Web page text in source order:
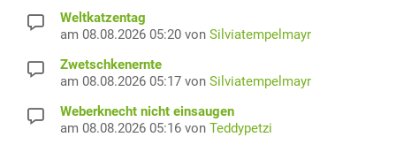
Weltkatzentag
am 08.08.2026 05:20 von Silviatempelmayr
Zwetschkenernte
am 08.08.2026 05:17 von Silviatempelmayr
Weberknecht nicht einsaugen
am 08.08.2026 05:16 von Teddypetzi